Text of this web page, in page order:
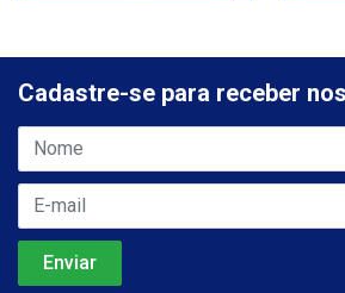
Cadastre-se para receber